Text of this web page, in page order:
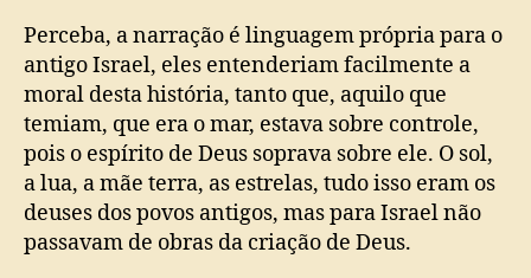
Perceba, a narração é linguagem própria para o
antigo Israel, eles entenderiam facilmente a
moral desta história, tanto que, aquilo que
temiam, que era o mar, estava sobre controle,
pois o espírito de Deus soprava sobre ele. O sol,
a lua, a mãe terra, as estrelas, tudo isso eram os
deuses dos povos antigos, mas para Israel não
passavam de obras da criação de Deus.